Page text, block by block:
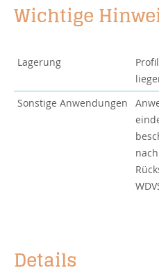
Wichtige
Lagerung
Sonstige Anwendungen
nach
Details